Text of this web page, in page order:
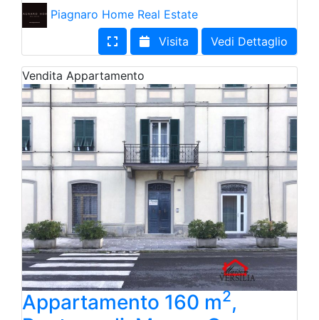
Piagnaro Home Real Estate
Visita
Vedi Dettaglio
Vendita Appartamento
Appartamento 160 m2,